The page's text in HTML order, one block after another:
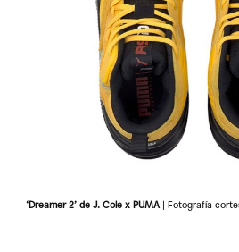
‘Dreamer 2’ de J. Cole x PUMA| Fotografía